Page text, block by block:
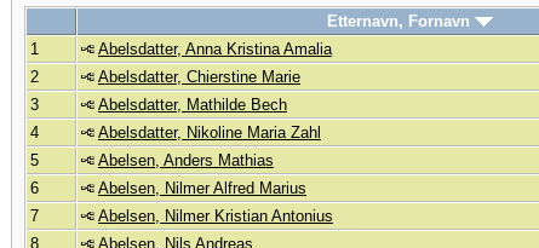
Etternavn, Fornavn
1
Abelsdatter, Anna Kristina Amalia
2
Abelsdatter, Chierstine Marie
3
Abelsdatter, Mathilde Bech
4
Abelsdatter, Nikoline Maria Zahl
5
Abelsen, Anders Mathias
6
Abelsen, Nilmer Alfred Marius
7
Abelsen, Nilmer Kristian Antonius
8
Abelsen, Nils Andreas